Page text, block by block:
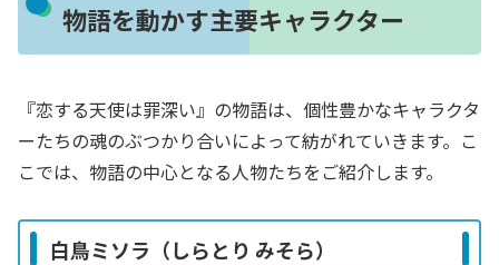
物語を動かす主要キャラクター
『恋する天使は罪深い』の物語は、個性豊かなキャラクタ
ーたちの魂のぶつかり合いによって紡がれていきます。こ
こでは、物語の中心となる人物たちをご紹介します。
白鳥ミソラ（しらとり みそら）